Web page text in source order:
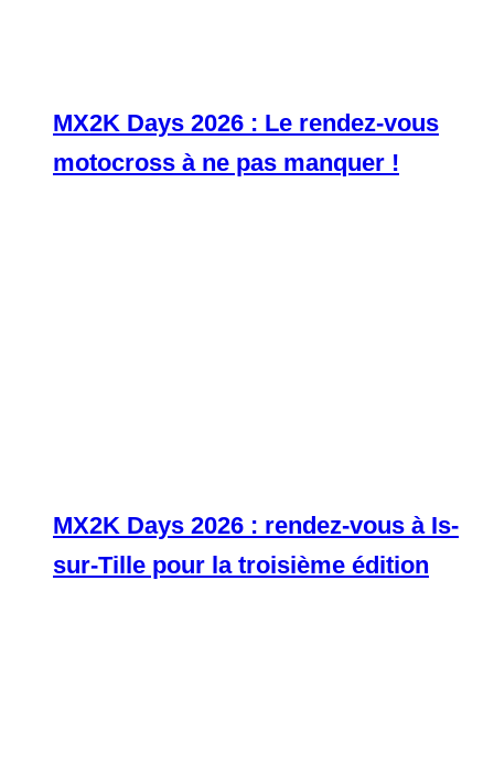
MX2K Days 2026 : Le rendez-vous
motocross à ne pas manquer !
MX2K Days 2026 : rendez-vous à Is-
sur-Tille pour la troisième édition